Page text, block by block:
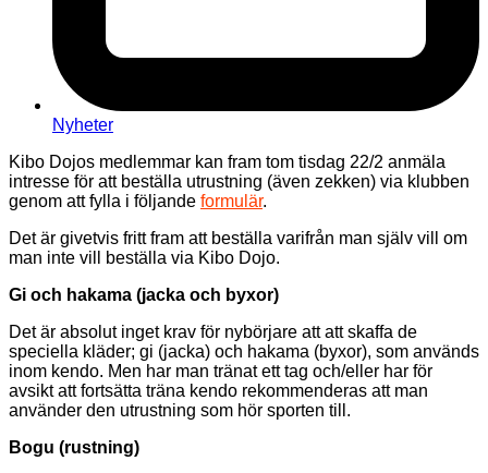
Nyheter
Kibo Dojos medlemmar kan fram tom tisdag 22/2 anmäla
intresse för att beställa utrustning (även zekken) via klubben
genom att fylla i följande formulär.
Det är givetvis fritt fram att beställa varifrån man själv vill om
man inte vill beställa via Kibo Dojo.
Gi och hakama (jacka och byxor)
Det är absolut inget krav för nybörjare att att skaffa de
speciella kläder; gi (jacka) och hakama (byxor), som används
inom kendo. Men har man tränat ett tag och/eller har för
avsikt att fortsätta träna kendo rekommenderas att man
använder den utrustning som hör sporten till.
Bogu (rustning)